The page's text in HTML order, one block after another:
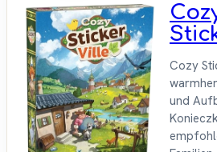
Cozy
und